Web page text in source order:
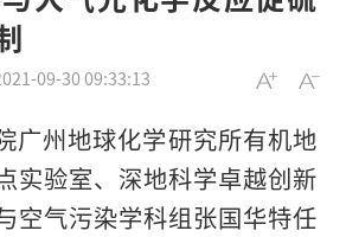
09-30 09:33:13
广州地球化学研究所有机地
实验室、深地科学卓越创新
空气污染学科组张国华特任